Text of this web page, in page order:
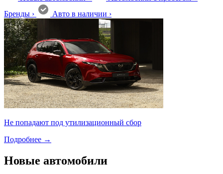
Бренды › Авто в наличии ›
Не попадают под утилизационный сбор
Подробнее →
Новые автомобили